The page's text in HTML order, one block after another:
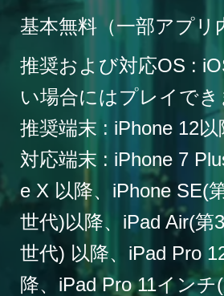
基本無料（一部アプリ
推奨および対応OS :
い場合にはプレイで
推奨端末 : iPhone 12以
対応端末 : iPhone 7
e X 以降、iPhone SE(
世代)以降、iPad Air(第
世代) 以降、iPad Pro
降、iPad Pro 11イン